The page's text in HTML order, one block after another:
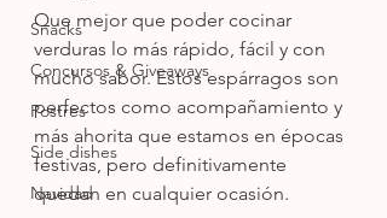
Snacks
Concursos & Giveaways
Postres
Side dishes
Navidad
Que mejor que poder cocinar
verduras lo más rápido, fácil y con
mucho sabor. Estos espárragos son
perfectos como acompañamiento y
más ahorita que estamos en épocas
festivas, pero definitivamente
quedan en cualquier ocasión.